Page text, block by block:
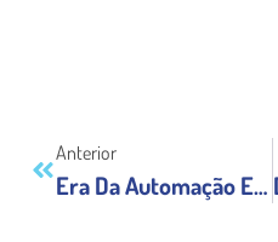
Anterior
Era Da Automação Em TI: Vantagens Do Service Desk Com RPA